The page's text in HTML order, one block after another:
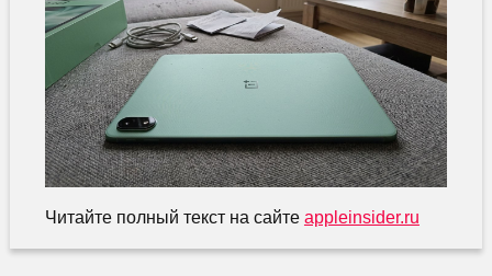
Читайте полный текст на сайте appleinsider.ru